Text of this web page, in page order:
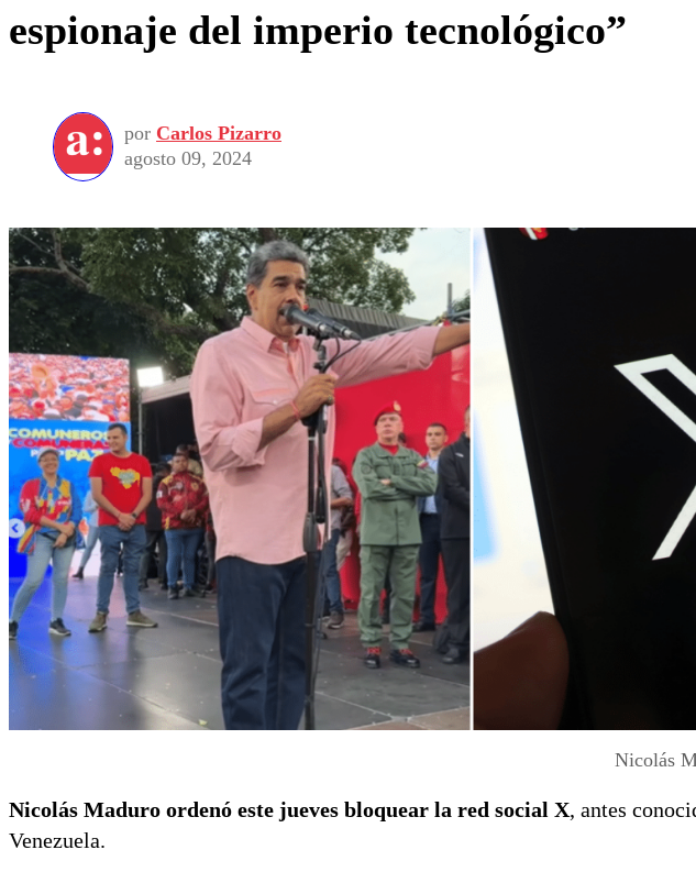
espionaje del imperio tecnológico”
por Carlos Pizarro
agosto 09, 2024
Nicolás
Nicolás Maduro ordenó este jueves bloquear la red social X, antes
Venezuela.